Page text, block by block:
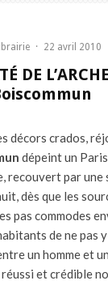
· 22 avril 2010
DE
décors crados,
dépeint un Paris
recouvert par une
dès que les
pas commodes
de ne pas
un homme et
réussi et crédible